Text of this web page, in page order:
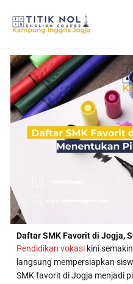
content
Daftar SMK Favorit di Jogja,
Pendidikan vokasi kini
langsung mempersiapkan
SMK favorit di Jogja menjadi